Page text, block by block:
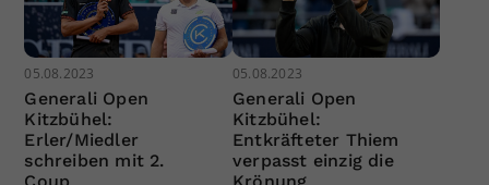
05.08.2023
Generali Open
Kitzbühel:
Erler/Miedler
schreiben mit 2.
Coup
05.08.2023
Generali Open
Kitzbühel:
Entkräfteter Thiem
verpasst einzig die
Krönung